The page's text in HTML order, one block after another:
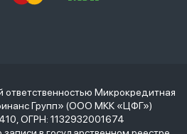
ответственностью Микрокредитная
Групп» (ООО МКК «ЦФГ»)
ОГРН: 1132932001674